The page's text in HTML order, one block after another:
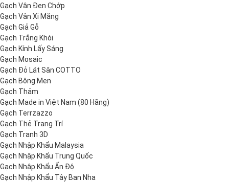
Gạch Vân Đen Chớp
Gạch Vân Xi Măng
Gạch Giả Gỗ
Gạch Trắng Khói
Gạch Kính Lấy Sáng
Gạch Mosaic
Gạch Đỏ Lát Sân COTTO
Gạch Bông Men
Gạch Thảm
Gạch Made in Việt Nam (80 Hãng)
Gạch Terrzazzo
Gạch Thẻ Trang Trí
Gạch Tranh 3D
Gạch Nhập Khẩu Malaysia
Gạch Nhập Khẩu Trung Quốc
Gạch Nhập Khẩu Ấn Độ
Gạch Nhập Khẩu Tây Ban Nha